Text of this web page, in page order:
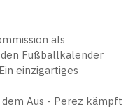
als
Fußballkalender
einzigartiges
Aus - Perez kämpft